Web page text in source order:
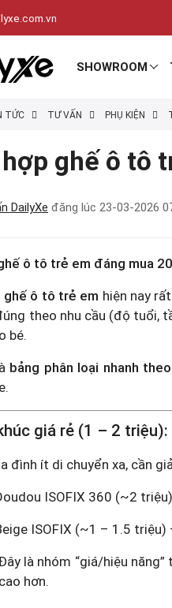
SHOWROOM
TỨC TƯ VẤN PHỤ KIỆN
ghế ô tô
DailyXe đăng lúc 23-03-2026
ô tô trẻ em đáng mua
ghế ô tô trẻ em hiện nay
theo nhu cầu (độ tuổi,
bé.
bảng phân loại nhanh
giá rẻ (1 – 2
đình ít di chuyển xa, cần
ISOFIX 360 (~2 triệu)
ISOFIX (~1 – 1.5 triệu)
là nhóm “giá/hiệu
hơn.